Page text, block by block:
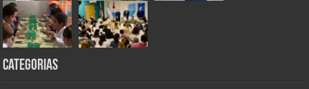
Categorias